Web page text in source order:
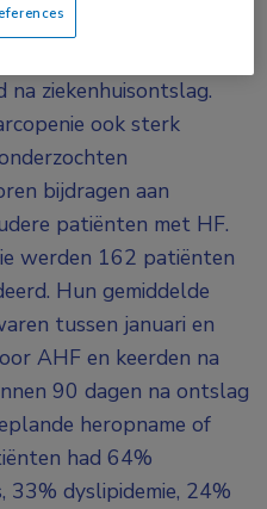
veel voor bij ouderen
ziekenhuisontslag.
ook sterk
bijdragen aan
patiënten met HF.
werden 162 patiënten
Hun gemiddelde
tussen januari en
AHF en keerden na
90 dagen na ontslag
heropname of
had 64%
33% dyslipidemie, 24%